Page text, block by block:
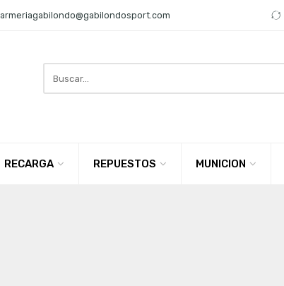
armeriagabilondo@gabilondosport.com
here
RECARGA REPUESTOS MUNICION